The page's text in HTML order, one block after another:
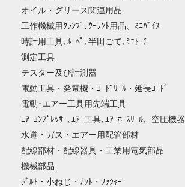
オイル・グリース関連用品
工作機械用ｸﾗﾝﾌﾟ､ｸｰﾗﾝﾄ用品、ﾐﾆﾊﾞｲｽ
時計用工具､ﾙｰﾍﾟ､半田ごて､ﾐﾆﾄｰﾁ
測定工具
テスター及び計測器
電動工具・発電機・ｺｰﾄﾞﾘｰﾙ・延長ｺｰﾄﾞ
電動･エアー工具用先端工具
ｴｱｰｺﾝﾌﾟﾚｯｻｰ､ｴｱｰ工具､ｴｱｰﾎｰｽﾘｰﾙ、空圧機器
水道・ガス・エアー用配管部材
配線部材・配線器具・工業用電気部品
機械部品
ﾎﾞﾙﾄ・小ねじ・ﾅｯﾄ・ﾜｯｼｬｰ